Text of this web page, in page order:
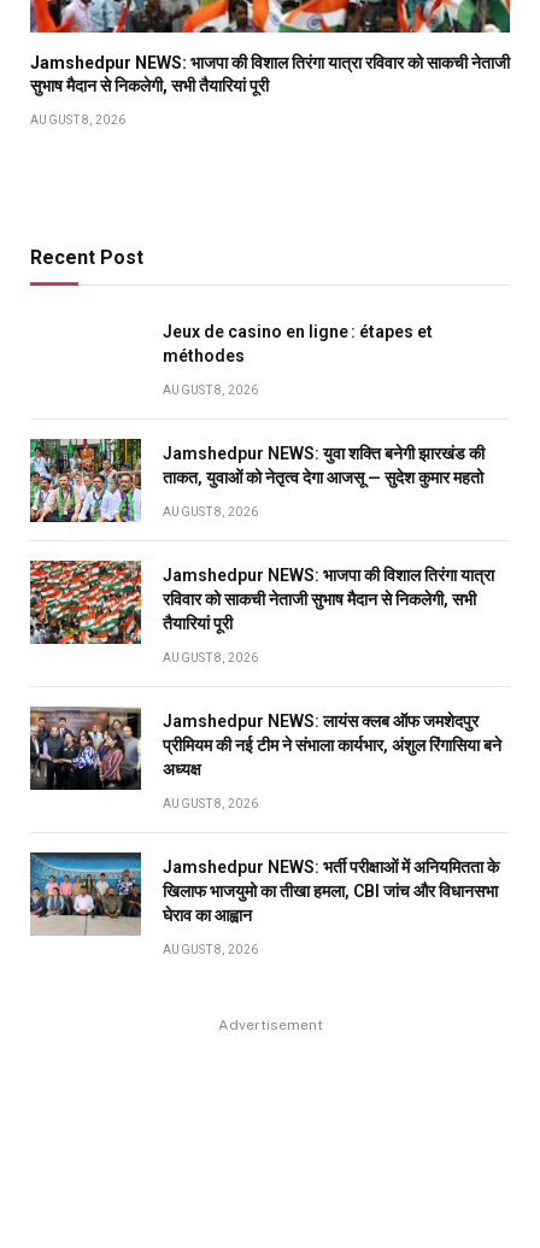
Jamshedpur NEWS: भाजपा की विशाल तिरंगा यात्रा रविवार को साकची नेताजी
सुभाष मैदान से निकलेगी, सभी तैयारियां पूरी
AUGUST 8, 2026
Recent Post
Jeux de casino en ligne : étapes et
méthodes
AUGUST 8, 2026
Jamshedpur NEWS: युवा शक्ति बनेगी झारखंड की
ताकत, युवाओं को नेतृत्व देगा आजसू — सुदेश कुमार महतो
AUGUST 8, 2026
Jamshedpur NEWS: भाजपा की विशाल तिरंगा यात्रा
रविवार को साकची नेताजी सुभाष मैदान से निकलेगी, सभी
तैयारियां पूरी
AUGUST 8, 2026
Jamshedpur NEWS: लायंस क्लब ऑफ जमशेदपुर
प्रीमियम की नई टीम ने संभाला कार्यभार, अंशुल रिंगासिया बने
अध्यक्ष
AUGUST 8, 2026
Jamshedpur NEWS: भर्ती परीक्षाओं में अनियमितता के
खिलाफ भाजयुमो का तीखा हमला, CBI जांच और विधानसभा
घेराव का आह्वान
AUGUST 8, 2026
Advertisement